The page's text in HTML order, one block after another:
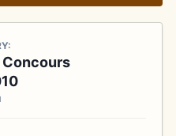
Concours